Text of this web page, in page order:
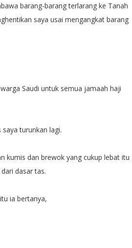
barang-barang terlarang ke Tanah
saya usai mengangkat barang
Saudi untuk semua jamaah haji
turunkan lagi.
kumis dan brewok yang cukup lebat itu
dasar tas.
ia bertanya,